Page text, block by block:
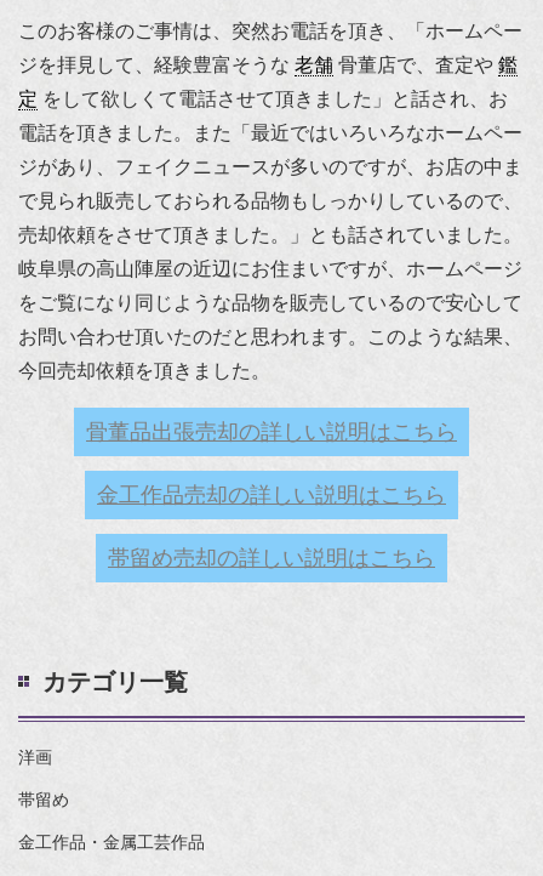
このお客様のご事情は、突然お電話を頂き、「ホームペー
ジを拝見して、経験豊富そうな 老舗 骨董店で、査定や 鑑
定 をして欲しくて電話させて頂きました」と話され、お
電話を頂きました。また「最近ではいろいろなホームペー
ジがあり、フェイクニュースが多いのですが、お店の中ま
で見られ販売しておられる品物もしっかりしているので、
売却依頼をさせて頂きました。」とも話されていました。
岐阜県の高山陣屋の近辺にお住まいですが、ホームページ
をご覧になり同じような品物を販売しているので安心して
お問い合わせ頂いたのだと思われます。このような結果、
今回売却依頼を頂きました。
骨董品出張売却の詳しい説明はこちら
金工作品売却の詳しい説明はこちら
帯留め売却の詳しい説明はこちら
カテゴリ一覧
洋画
帯留め
金工作品・金属工芸作品